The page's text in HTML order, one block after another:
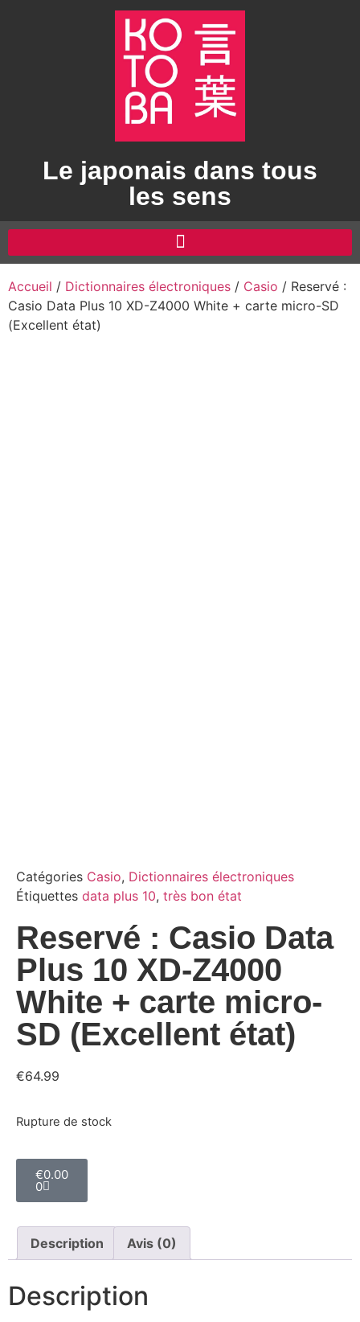
Le japonais dans tous
les sens
Accueil / Dictionnaires électroniques / Casio / Reservé :
Casio Data Plus 10 XD-Z4000 White + carte micro-SD
(Excellent état)
Catégories Casio, Dictionnaires électroniques
Étiquettes data plus 10, très bon état
Reservé : Casio Data
Plus 10 XD-Z4000
White + carte micro-
SD (Excellent état)
€64.99
Rupture de stock
€0.00
0
Description Avis (0)
Description